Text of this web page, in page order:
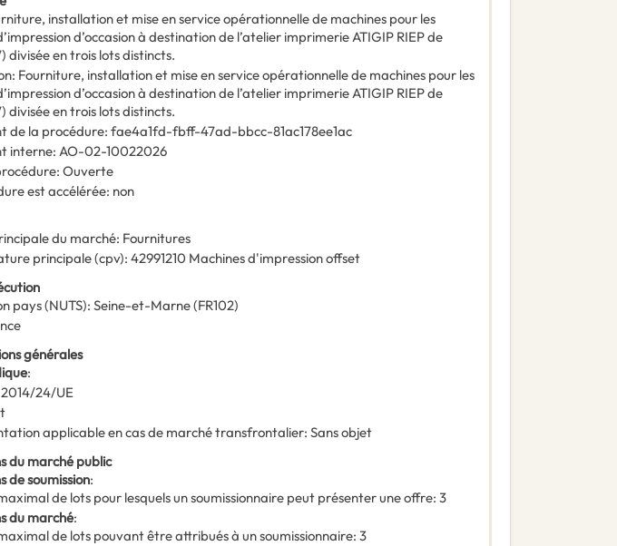
installation et mise en service opérationnelle de machines pour les
d’occasion à destination de l’atelier imprimerie ATIGIP RIEP de
divisée en trois lots distincts.
: Fourniture, installation et mise en service opérationnelle de machines pour les
d’occasion à destination de l’atelier imprimerie ATIGIP RIEP de
divisée en trois lots distincts.
de la procédure: fae4a1fd-fbff-47ad-bbcc-81ac178ee1ac
interne: AO-02-10022026
: Ouverte
est accélérée: non
du marché: Fournitures
principale(cpv): 42991210 Machines d'impression offset
pays (NUTS): Seine-et-Marne(FR102)
générales
:
24/UE
applicable en cas de marché transfrontalier: Sans objet
du marché public
de soumission:
de lots pour lesquels un soumissionnaire peut présenter une offre: 3
du marché:
de lots pouvant être attribués à un soumissionnaire: 3